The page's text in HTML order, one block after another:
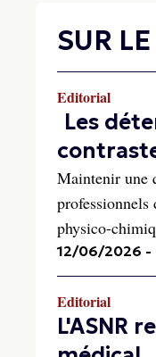
SUR
Editorial
Les
Maintenir une
physico-
12/06/2026 -
Editorial
L'ASNR